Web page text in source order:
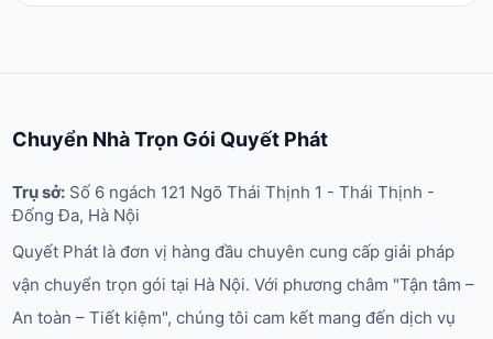
Chuyển Nhà Trọn Gói Quyết Phát
Trụ sở: Số 6 ngách 121 Ngõ Thái Thịnh 1 - Thái Thịnh -
Đống Đa, Hà Nội
Quyết Phát là đơn vị hàng đầu chuyên cung cấp giải pháp
vận chuyển trọn gói tại Hà Nội. Với phương châm "Tận tâm –
An toàn – Tiết kiệm", chúng tôi cam kết mang đến dịch vụ